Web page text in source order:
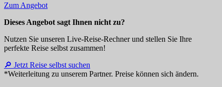
Zum Angebot
Dieses Angebot sagt Ihnen nicht zu?
Nutzen Sie unseren Live-Reise-Rechner und stellen Sie Ihre
perfekte Reise selbst zusammen!
🔎 Jetzt Reise selbst suchen
*Weiterleitung zu unserem Partner. Preise können sich ändern.